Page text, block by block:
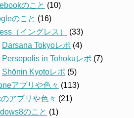
のこと (10)
のこと (16)
（イングレス）
(33)
Darsana Tokyoレポ (4)
Persepolis in Tohokuレポ (7)
Shōnin Kyotoレポ (5)
アプリや色々 (113)
アプリや色々 (21)
のこと (1)